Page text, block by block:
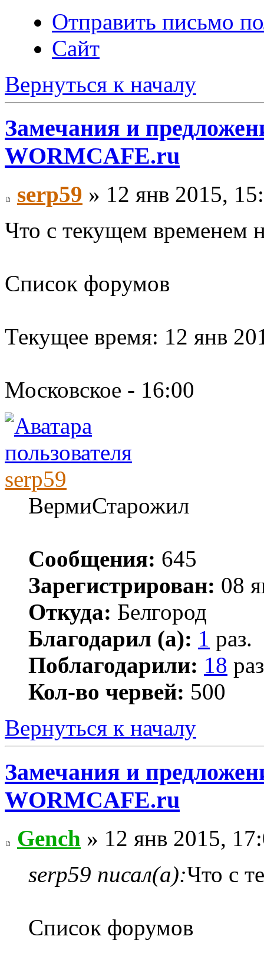
Отправить письмо
Сайт
Вернуться к началу
Замечания и
WORMCAFE.ru
serp59 » 12 янв 2015,
Что с текущем временем
Список форумов
Текущее время: 12 янв
Московское - 16:00
serp59
ВермиСтарожил
Сообщения: 645
Зарегистрирован: 08
Откуда: Белгород
Благодарил (а): 1 раз.
Поблагодарили: 18
Кол-во червей: 500
Вернуться к началу
Замечания и
WORMCAFE.ru
Gench » 12 янв 2015,
serp59 писал(а):Что с
Список форумов